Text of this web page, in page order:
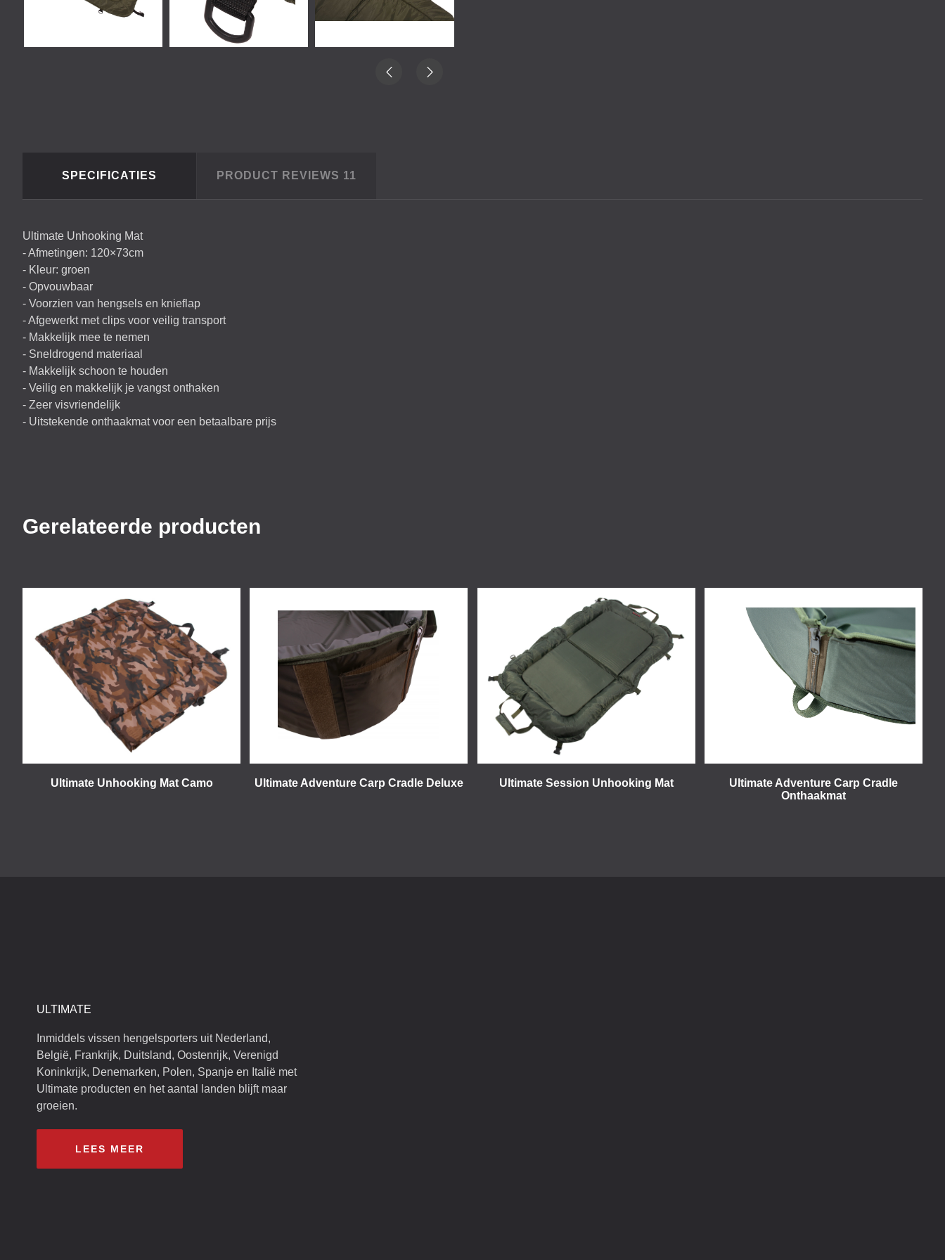
SPECIFICATIES PRODUCT REVIEWS 11
Ultimate Unhooking Mat
- Afmetingen: 120×73cm
- Kleur: groen
- Opvouwbaar
- Voorzien van hengsels en knieflap
- Afgewerkt met clips voor veilig transport
- Makkelijk mee te nemen
- Sneldrogend materiaal
- Makkelijk schoon te houden
- Veilig en makkelijk je vangst onthaken
- Zeer visvriendelijk
- Uitstekende onthaakmat voor een betaalbare prijs
Gerelateerde producten
Ultimate Unhooking Mat Camo Ultimate Adventure Carp Cradle Deluxe Ultimate Session Unhooking Mat
Ultimate Adventure Carp Cradle
Onthaakmat
ULTIMATE
Inmiddels vissen hengelsporters uit Nederland,
België, Frankrijk, Duitsland, Oostenrijk, Verenigd
Koninkrijk, Denemarken, Polen, Spanje en Italië met
Ultimate producten en het aantal landen blijft maar
groeien.
LEES MEER